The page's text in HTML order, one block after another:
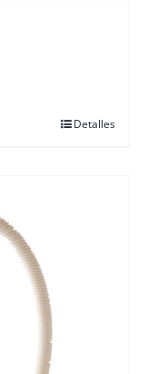
Detalles